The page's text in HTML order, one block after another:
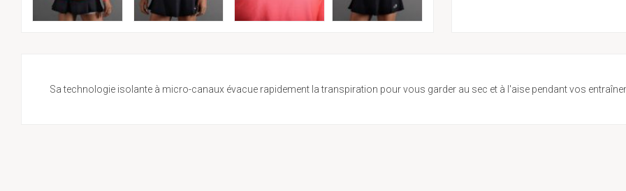
Sa technologie isolante à micro-canaux évacue rapidement la transpiration pour vous garder au sec et à l'aise pendant vos